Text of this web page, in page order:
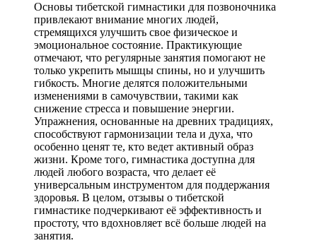
Основы тибетской гимнастики для позвоночника
привлекают внимание многих людей,
стремящихся улучшить свое физическое и
эмоциональное состояние. Практикующие
отмечают, что регулярные занятия помогают не
только укрепить мышцы спины, но и улучшить
гибкость. Многие делятся положительными
изменениями в самочувствии, такими как
снижение стресса и повышение энергии.
Упражнения, основанные на древних традициях,
способствуют гармонизации тела и духа, что
особенно ценят те, кто ведет активный образ
жизни. Кроме того, гимнастика доступна для
людей любого возраста, что делает её
универсальным инструментом для поддержания
здоровья. В целом, отзывы о тибетской
гимнастике подчеркивают её эффективность и
простоту, что вдохновляет всё больше людей на
занятия.